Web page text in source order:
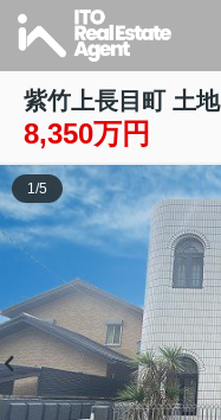
紫竹上長目町 土地
8,350万円
1 /5